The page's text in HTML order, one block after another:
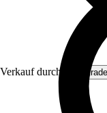
Verkauf durch: Hoortrade